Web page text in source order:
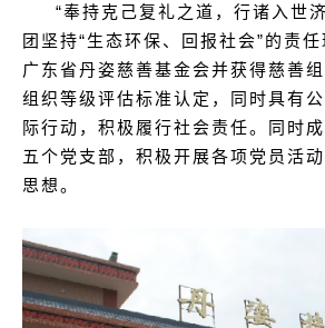
“奉持克己复礼之道，行诸入世济
团坚持“生态环保、回报社会”的责
广东省丹姿慈善基金会并获得慈善
组织等级评估标准认定，同时具有
际行动，积极履行社会责任。同时
五个党支部，积极开展各项党员活
思想。